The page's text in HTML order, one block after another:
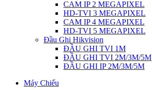
CAM IP 2 MEGAPIXEL
HD-TVI 3 MEGAPIXEL
CAM IP 4 MEGAPIXEL
HD-TVI 5 MEGAPIXEL
Đầu Ghi Hikvision
ĐẦU GHI TVI 1M
ĐẦU GHI TVI 2M/3M/5M
ĐẦU GHI IP 2M/3M/5M
Máy Chiếu